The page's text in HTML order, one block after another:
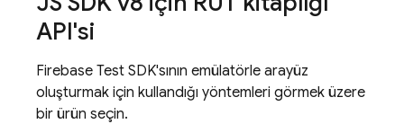
API'si
Firebase Test SDK'sının emülatörle arayüz
oluşturmak için kullandığı yöntemleri görmek üzere
bir ürün seçin.